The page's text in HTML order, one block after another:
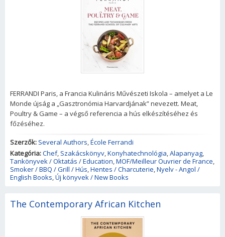
FERRANDI Paris, a Francia Kulináris Művészeti Iskola – amelyet a Le
Monde újság a „Gasztronómia Harvardjának” nevezett. Meat,
Poultry & Game – a végső referencia a hús elkészítéséhez és
főzéséhez.
Szerzők: Several Authors,École Ferrandi
Kategória:Chef, Szakácskönyv,Konyhatechnológia,Alapanyag,
Tankönyvek / Oktatás / Education,MOF/Meilleur Ouvrier de France,
Smoker / BBQ / Grill / Hús,Hentes / Charcuterie,Nyelv - Angol /
English Books,Új könyvek / New Books
The Contemporary African Kitchen